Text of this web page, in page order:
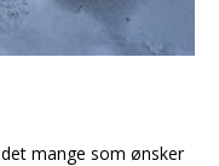
mange som ønsker